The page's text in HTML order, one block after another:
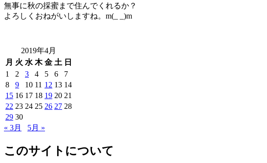
無事に秋の採蜜まで住んでくれるか？
よろしくおねがいしますね。m(_ _)m
2019年4月
月 火 水 木 金 土 日
1
2 3 4 5 6
7
8
9 10 11 12 13 14
15 16 17 18 19 20 21
22 23 24 25 26 27 28
29 30
« 3月
5月 »
このサイトについて